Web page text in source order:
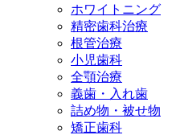
ホワイトニング
精密歯科治療
根管治療
小児歯科
全顎治療
義歯・入れ歯
詰め物・被せ物
矯正歯科